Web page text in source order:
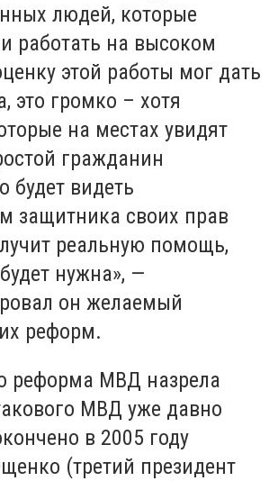
людей, которые
работать на высоком
этой работы мог дать
это громко – хотя
на местах увидят
гражданин
будет видеть
защитника своих прав
реальную помощь,
нужна», —
он желаемый
реформ.
реформа МВД назрела
МВД уже давно
в 2005 году
(третий президент